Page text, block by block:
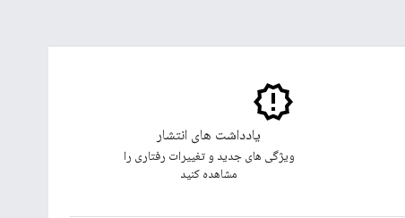
یادداشت های انتشار
ویژگی های جدید و تغییرات رفتاری را
مشاهده کنید